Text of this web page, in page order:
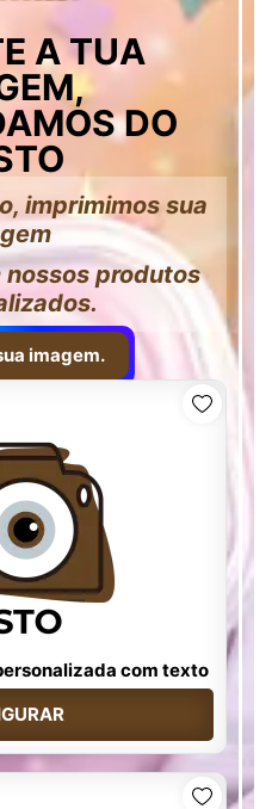
A TUA
DO
imprimimos sua
produtos
imagem.
com texto